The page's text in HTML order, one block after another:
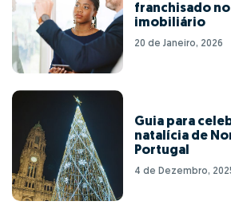
franchisado
imobiliário
20 de Janeiro, 2026
Guia para
natalícia de
Portugal
4 de Dezembro,